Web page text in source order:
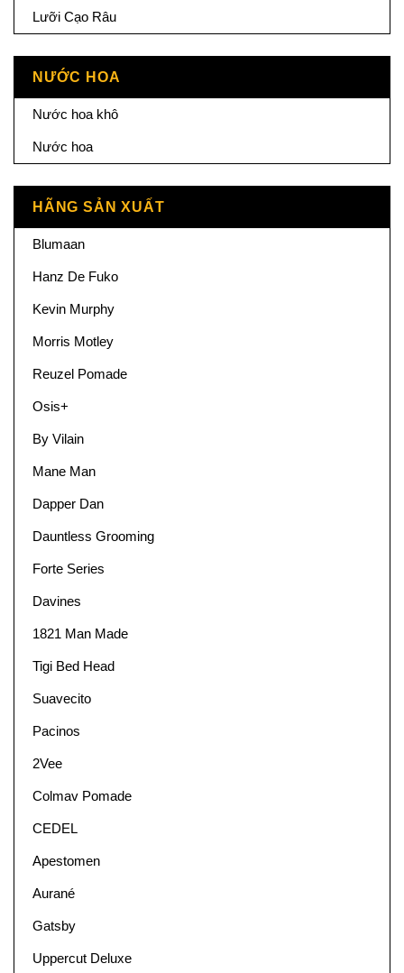
Lưỡi Cạo Râu
NƯỚC HOA
Nước hoa khô
Nước hoa
HÃNG SẢN XUẤT
Blumaan
Hanz De Fuko
Kevin Murphy
Morris Motley
Reuzel Pomade
Osis+
By Vilain
Mane Man
Dapper Dan
Dauntless Grooming
Forte Series
Davines
1821 Man Made
Tigi Bed Head
Suavecito
Pacinos
2Vee
Colmav Pomade
CEDEL
Apestomen
Aurané
Gatsby
Uppercut Deluxe